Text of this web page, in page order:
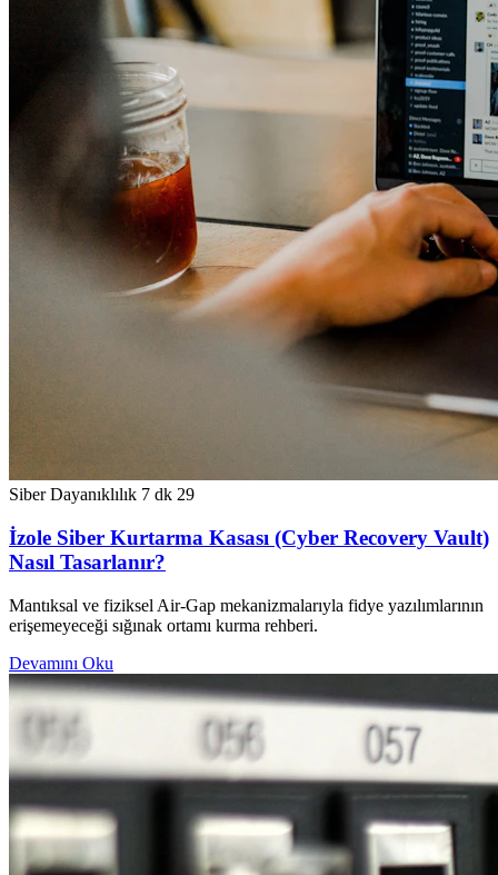
Siber Dayanıklılık 7 dk 29
İzole Siber Kurtarma Kasası (Cyber Recovery Vault)
Nasıl Tasarlanır?
Mantıksal ve fiziksel Air-Gap mekanizmalarıyla fidye yazılımlarının
erişemeyeceği sığınak ortamı kurma rehberi.
Devamını Oku